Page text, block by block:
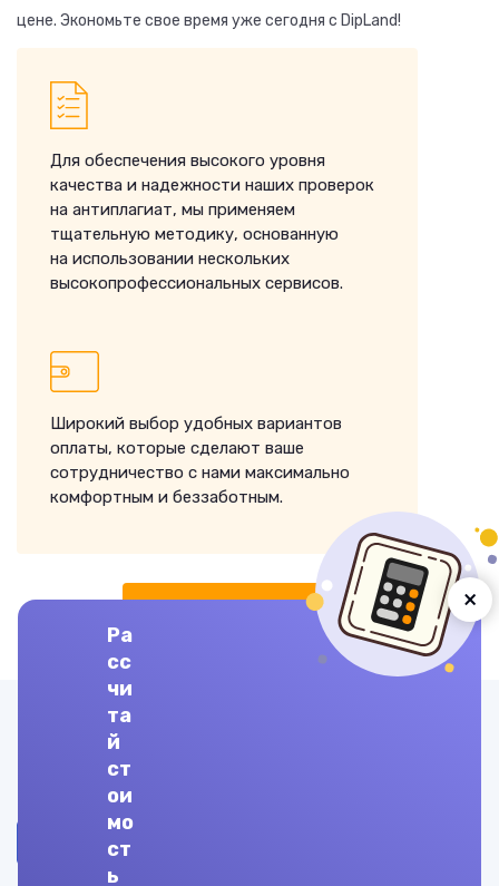
цене. Экономьте свое время уже сегодня с DipLand!
ЗАКАЗАТЬ ВЫПОЛНЕНИЕ
Для обеспечения высокого уровня
качества и надежности наших проверок
на антиплагиат, мы применяем
тщательную методику, основанную
на использовании нескольких
высокопрофессиональных сервисов.
Широкий выбор удобных вариантов
оплаты, которые сделают ваше
сотрудничество с нами максимально
комфортным и беззаботным.
Другие предметы
Вагоны и вагонное хозяйство
Вакуумная и плазменная технологии в электронике
Ра
сс
чи
та
й
ст
ои
мо
ст
ь
×